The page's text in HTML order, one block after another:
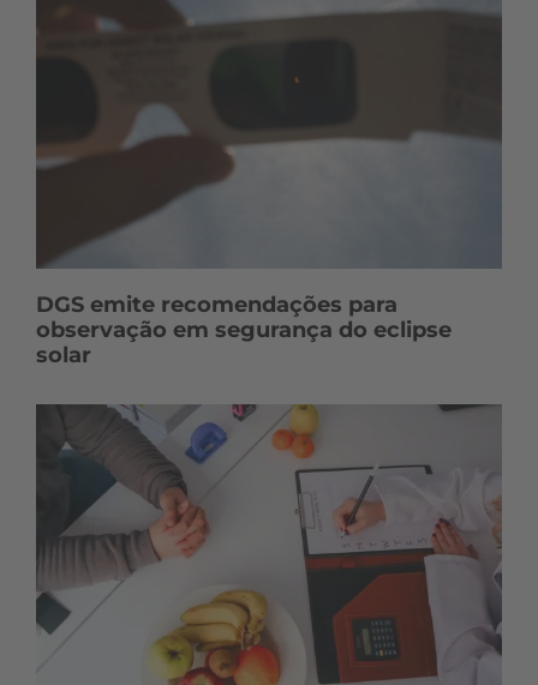
DGS emite recomendações para
observação em segurança do eclipse
solar